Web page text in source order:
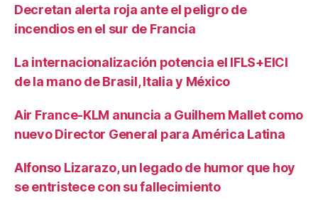
Decretan alerta roja ante el peligro de
incendios en el sur de Francia
La internacionalización potencia el IFLS+EICI
de la mano de Brasil, Italia y México
Air France-KLM anuncia a Guilhem Mallet como
nuevo Director General para América Latina
Alfonso Lizarazo, un legado de humor que hoy
se entristece con su fallecimiento